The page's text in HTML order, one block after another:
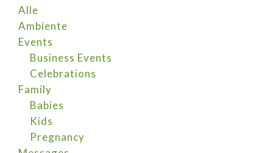
Alle
Ambiente
Events
Business Events
Celebrations
Family
Babies
Kids
Pregnancy